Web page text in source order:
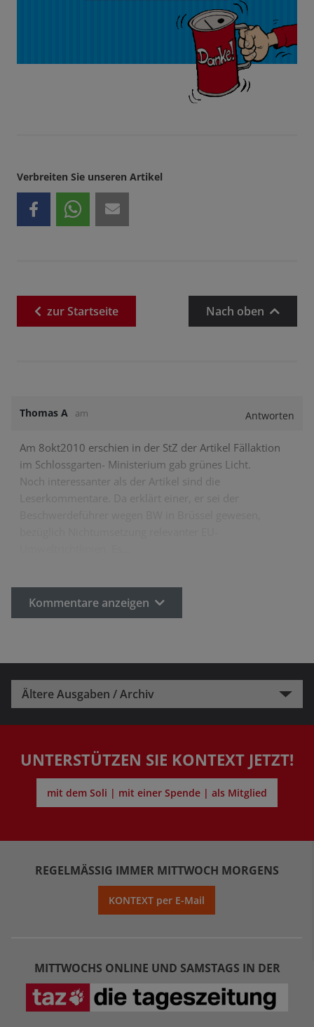
Verbreiten Sie unseren Artikel
zurStartseite Nach oben
Thomas A am Antworten
Am 8okt2010 erschien in der StZ der Artikel Fällaktion
im Schlossgarten- Ministerium gab grünes Licht.
Noch interessanter als der Artikel sind die
Kommentare anzeigen
Ältere Ausgaben / Archiv
UNTERSTÜTZEN SIE KONTEXT JETZT!
mit dem Soli | mit einer Spende | als Mitglied
REGELMÄSSIG IMMER MITTWOCH MORGENS
KONTEXT per E-Mail
MITTWOCHS ONLINE UND SAMSTAGS IN DER